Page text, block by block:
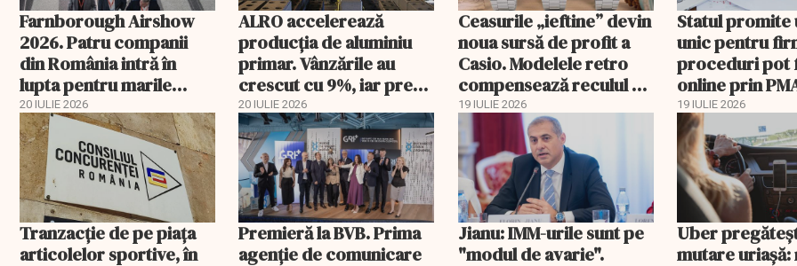
Farnborough Airshow
2026. Patru companii
din România intră în
lupta pentru marile
contracte din aviație și
apărare
20 IULIE 2026
ALRO accelerează
producția de aluminiu
primar. Vânzările au
crescut cu 9%, iar prețul
metalului a urcat cu
peste 43%
20 IULIE 2026
Ceasurile „ieftine” devin
noua sursă de profit a
Casio. Modelele retro
compensează reculul G-
Shock din China
19 IULIE 2026
Statul promite
unic pentru
proceduri pot
online prin
19 IULIE 2026
Tranzacție de pe piața
articolelor sportive, în
Premieră la BVB. Prima
agenție de comunicare
Jianu: IMM-urile sunt pe
"modul de avarie".
Uber
mutare